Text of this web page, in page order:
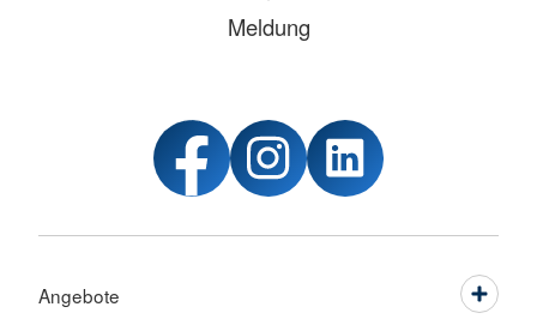
Meldung
Angebote